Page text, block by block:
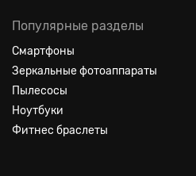
Популярные разделы
Смартфоны
Зеркальные фотоаппараты
Пылесосы
Ноутбуки
Фитнес браслеты